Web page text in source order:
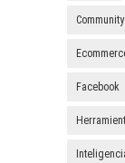
Facebook